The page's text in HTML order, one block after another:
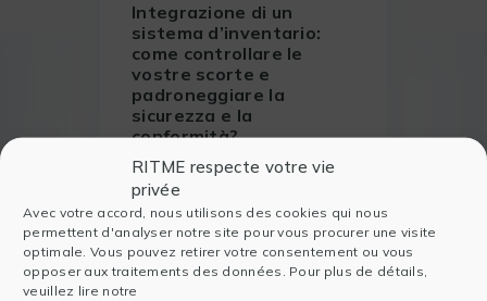
RITME respecte votre vie
privée
Avec votre accord, nous utilisons des cookies qui nous
permettent d'analyser notre site pour vous procurer une visite
optimale. Vous pouvez retirer votre consentement ou vous
opposer aux traitements des données. Pour plus de détails,
veuillez lire notre
Integrazione di un
sistema d’inventario:
come controllare le
vostre scorte e
padroneggiare la
sicurezza e la
conformità?
Il Brightlands Chemelot
Campus (BCC) è un vasto
campus industriale europeo
situato nei Paesi Bassi.
Riunendo una trentina di
operatori, il Campus ha scelto
LEGGERE DI PIÙ